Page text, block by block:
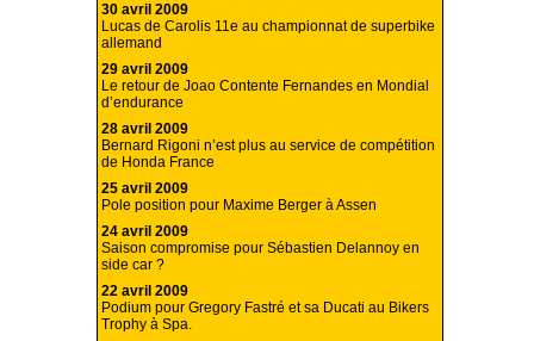
30 avril 2009
Lucas de Carolis 11e au championnat de superbike
allemand
29 avril 2009
Le retour de Joao Contente Fernandes en Mondial
d’endurance
28 avril 2009
Bernard Rigoni n’est plus au service de compétition
de Honda France
25 avril 2009
Pole position pour Maxime Berger à Assen
24 avril 2009
Saison compromise pour Sébastien Delannoy en
side car ?
22 avril 2009
Podium pour Gregory Fastré et sa Ducati au Bikers
Trophy à Spa.